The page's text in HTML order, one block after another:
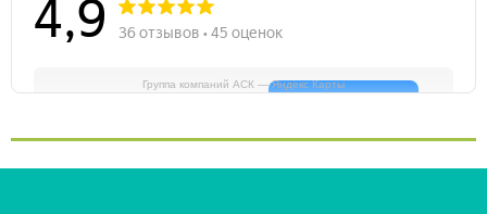
Группа компаний АСК — Яндекс Карты